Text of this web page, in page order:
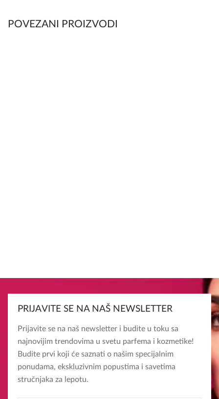
POVEZANI PROIZVODI
PRIJAVITE SE NA NAŠ NEWSLETTER
Prijavite se na naš newsletter i budite u toku sa
najnovijim trendovima u svetu parfema i kozmetike!
Budite prvi koji će saznati o našim specijalnim
ponudama, ekskluzivnim popustima i savetima
stručnjaka za lepotu.